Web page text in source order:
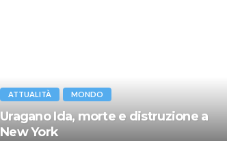
ATTUALITÀ MONDO
Uragano Ida, morte e distruzione a
New York